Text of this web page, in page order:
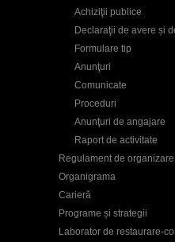
Achiziţii publice
Declaraţii de avere și
Formulare tip
Anunţuri
Comunicate
Proceduri
Anunţuri de angajare
Raport de activitate
Regulament de organizare
Organigrama
Carieră
Programe și strategii
Laborator de restaurare-